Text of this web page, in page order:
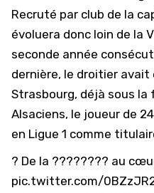
Recruté par club de la
évoluera donc loin de la
seconde année
dernière, le droitier
Strasbourg, déjà sous la
Alsaciens, le joueur de
en Ligue 1 comme
?️ De la ???????? au
pic.twitter.com/